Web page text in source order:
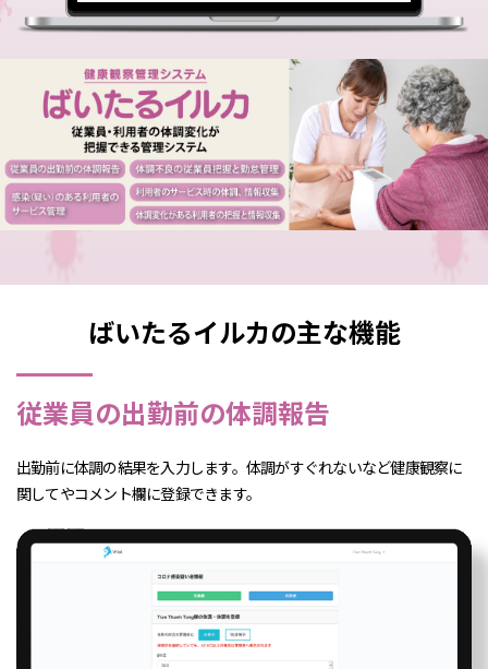
ばいたるイルカの主な機能
従業員の出勤前の体調報告
出勤前に体調の結果を入力します。体調がすぐれないなど健康観察に
関してやコメント欄に登録できます。